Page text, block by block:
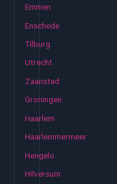
Emmen
Enschede
Tilburg
Utrecht
Zaanstad
Groningen
Haarlem
Haarlemmermeer
Hengelo
Hilversum